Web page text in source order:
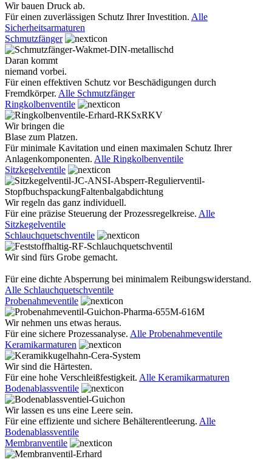
Wir bauen Druck ab.
Für einen zuverlässigen Schutz Ihrer Investition. Alle
Sicherheitsarmaturen
Schmutzfänger
Daran kommt
niemand vorbei.
Für einen effektiven Schutz vor Beschädigungen durch
Fremdkörper. Alle Schmutzfänger
Ringkolbenventile
Wir bringen die
Blase zum Platzen.
Für minimale Kavitation und einen maximalen Schutz Ihrer
Anlagenkomponenten. Alle Ringkolbenventile
Sitzkegelventile
Wir regeln das ganz individuell.
Für eine präzise Steuerung der Prozessregelkreise. Alle
Sitzkegelventile
Schlauchquetschventile
Wir sind fürs Grobe gemacht.
Für eine dichte Absperrung bei minimalem Reibungswiderstand.
Alle Schlauchquetschventile
Probenahmeventile
Wir nehmen uns etwas heraus.
Für eine sichere Prozessanalyse. Alle Probenahmeventile
Keramikarmaturen
Wir sind die Härtesten.
Für eine hohe Verschleißfestigkeit. Alle Keramikarmaturen
Bodenablassventile
Wir lassen es uns eine Leere sein.
Für eine effiziente und sichere Behälterentleerung. Alle
Bodenablassventile
Membranventile